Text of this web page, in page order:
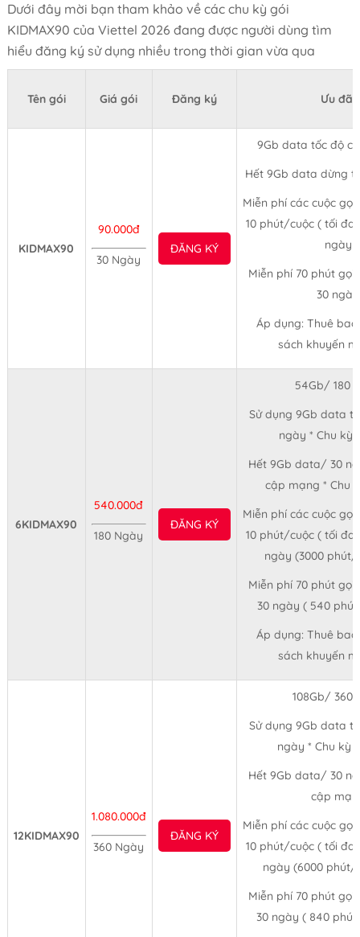
Dưới đây mời bạn tham khảo về các chu kỳ gói
KIDMAX90 của Viettel 2026 đang được người dùng tìm
hiểu đăng ký sử dụng nhiều trong thời gian vừa qua
Tên gói Giá gói Đăng ký Ưu đãi
KIDMAX90
90.000đ
30 Ngày
ĐĂNG KÝ
9Gb data tốc độ
Hết 9Gb data dừng
Miễn phí các cuộc
10 phút/cuộc ( tối đa
ngày
Miễn phí 70 phút
30 ngày
Áp dụng: Thuê
sách khuyến
6KIDMAX90
540.000đ
180 Ngày
ĐĂNG KÝ
54Gb/ 180
Sử dụng 9Gb data
ngày * Chu kỳ
Hết 9Gb data/ 30
cập mạng * Chu
Miễn phí các cuộc
10 phút/cuộc ( tối đa
ngày (3000 phút/
Miễn phí 70 phút
30 ngày ( 540
Áp dụng: Thuê
sách khuyến
12KIDMAX90
1.080.000đ
360 Ngày
ĐĂNG KÝ
108Gb/ 360
Sử dụng 9Gb data
ngày * Chu kỳ
Hết 9Gb data/ 30
cập
Miễn phí các cuộc
10 phút/cuộc ( tối đa
ngày (6000 phút/
Miễn phí 70 phút
30 ngày ( 840